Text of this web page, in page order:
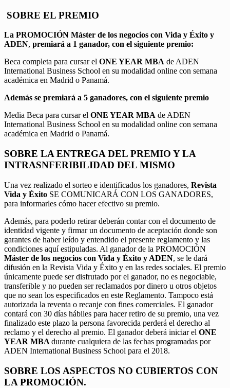
SOBRE EL PREMIO
La PROMOCIÓN Máster de los negocios con Vida y Éxito y
ADEN, premiará a 1 ganador, con el siguiente premio:
Beca completa para cursar el ONE YEAR MBA de ADEN
International Business School en su modalidad online con semana
académica en Madrid o Panamá.
Además se premiará a 5 ganadores, con el siguiente premio
Media Beca para cursar el ONE YEAR MBA de ADEN
International Business School en su modalidad online con semana
académica en Madrid o Panamá.
SOBRE LA ENTREGA DEL PREMIO Y LA
INTRASNFERIBILIDAD DEL MISMO
Una vez realizado el sorteo e identificados los ganadores, Revista
Vida y Éxito SE COMUNICARÁ CON LOS GANADORES,
para informarles cómo hacer efectivo su premio.
Además, para poderlo retirar deberán contar con el documento de
identidad vigente y firmar un documento de aceptación donde son
garantes de haber leído y entendido el presente reglamento y las
condiciones aquí estipuladas. Al ganador de la PROMOCIÓN
Máster de los negocios con Vida y Éxito y ADEN, se le dará
difusión en la Revista Vida y Éxito y en las redes sociales. El premio
únicamente puede ser disfrutado por el ganador, no es negociable,
transferible y no pueden ser reclamados por dinero u otros objetos
que no sean los especificados en este Reglamento. Tampoco está
autorizada la reventa o recanje con fines comerciales. El ganador
contará con 30 días hábiles para hacer retiro de su premio, una vez
finalizado este plazo la persona favorecida perderá el derecho al
reclamo y el derecho al premio. El ganador deberá iniciar el ONE
YEAR MBA durante cualquiera de las fechas programadas por
ADEN International Business School para el 2018.
SOBRE LOS ASPECTOS NO CUBIERTOS CON
LA PROMOCIÓN.